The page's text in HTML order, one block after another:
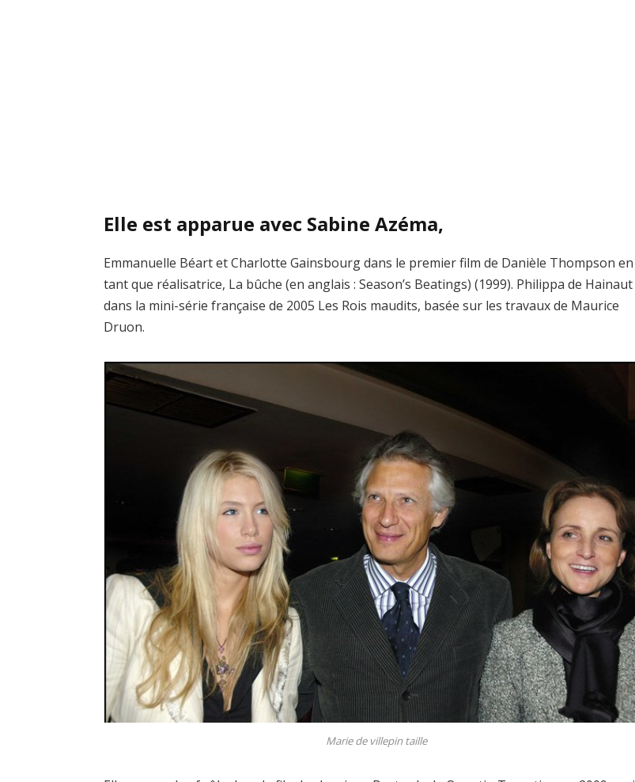
Elle est apparue avec Sabine Azéma,
Emmanuelle Béart et Charlotte Gainsbourg dans le premier film de Danièle Thompson en
tant que réalisatrice, La bûche (en anglais : Season’s Beatings) (1999). Philippa de Hainaut
dans la mini-série française de 2005 Les Rois maudits, basée sur les travaux de Maurice
Druon.
Marie de villepin taille